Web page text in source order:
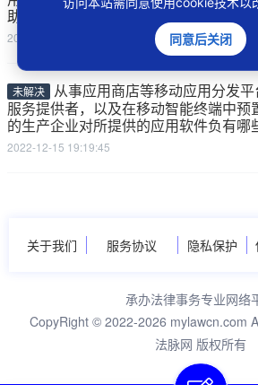
助金的，应当如何处理？
2023-04-25 13:21:42
未解决
从事应用商店等移动应用分发
服务提供者，以及在移动智能终端中预
的生产企业对所提供的应用软件负有哪
2022-12-15 19:19:45
关于我们 服务协议 隐私保护
承办法律事务专业网络
CopyRight © 2022-2026 mylawcn.com
同意后关闭
法脉网 版权所有